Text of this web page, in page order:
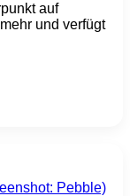
auf
und verfügt